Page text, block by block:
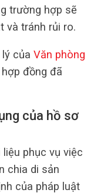
trường hợp sẽ
và tránh rủi ro.
lý của Văn phòng
đồng đã
của hồ sơ
liệu phục vụ việc
chia di sản
của pháp luật